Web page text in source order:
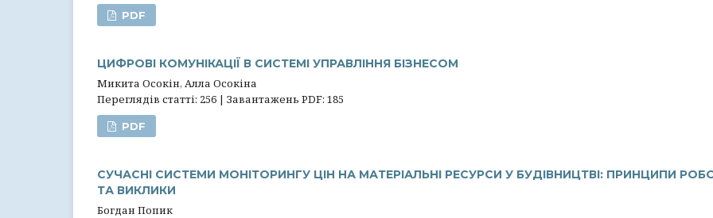
PDF
ЦИФРОВІ КОМУНІКАЦІЇ В СИСТЕМІ УПРАВЛІННЯ БІЗНЕСОМ
Микита Осокін, Алла Осокіна
Переглядів статті: 256 | Завантажень PDF: 185
PDF
СУЧАСНІ СИСТЕМИ МОНІТОРИНГУ ЦІН НА МАТЕРІАЛЬНІ РЕСУРСИ У БУДІВНИЦТВІ: ПРИНЦИПИ
ТА ВИКЛИКИ
Богдан Попик